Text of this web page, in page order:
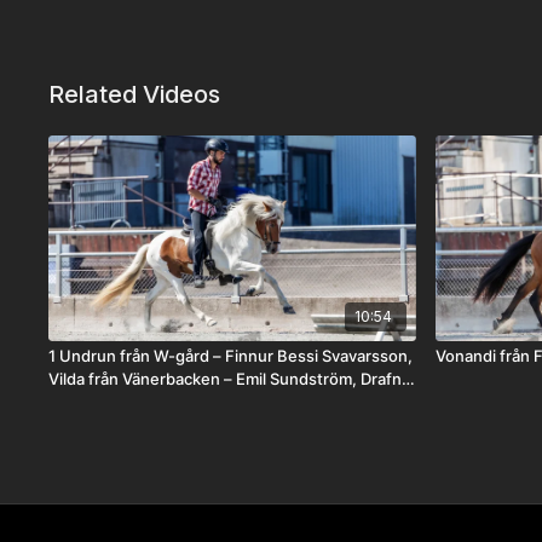
Related Videos
10:54
1 Undrun från W-gård – Finnur Bessi Svavarsson,
Vilda från Vänerbacken – Emil Sundström, Drafna
Vonandi från